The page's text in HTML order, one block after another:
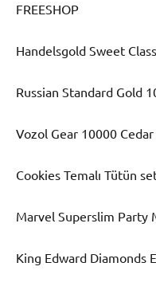
FREESHOP
Handelsgold Sweet
Russian Standard Gold
Vozol Gear 10000
Cookies Temalı Tütün
Marvel Superslim Party
King Edward Diamonds